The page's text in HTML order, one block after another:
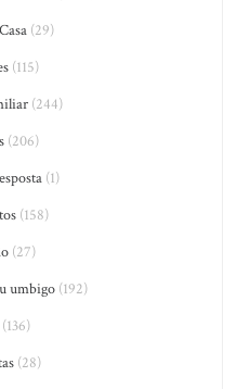
(29)
(115)
(244)
(206)
(1)
(158)
(27)
umbigo(192)
(136)
(28)